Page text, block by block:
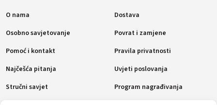
O nama
Osobno savjetovanje
Pomoć i kontakt
Najčešća pitanja
Stručni savjet
Dostava
Povrat i zamjene
Pravila privatnosti
Uvjeti poslovanja
Program nagrađivanja